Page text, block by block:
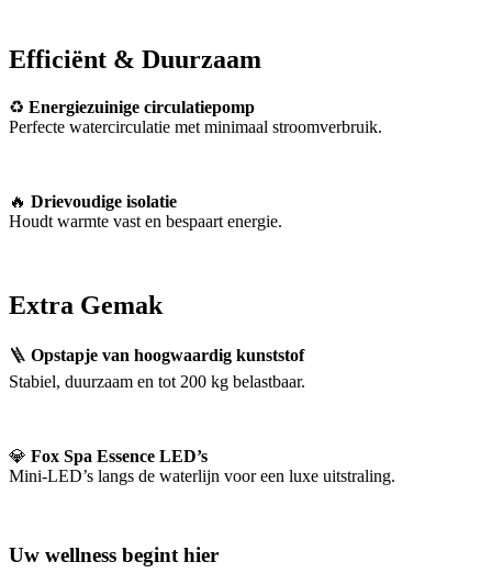
Efficiënt & Duurzaam
♻ Energiezuinige circulatiepomp
Perfecte watercirculatie met minimaal stroomverbruik.
🔥 Drievoudige isolatie
Houdt warmte vast en bespaart energie.
Extra Gemak
🪜 Opstapje van hoogwaardig kunststof
Stabiel, duurzaam en tot 200 kg belastbaar.
💎 Fox Spa Essence LED’s
Mini-LED’s langs de waterlijn voor een luxe uitstraling.
Uw wellness begint hier